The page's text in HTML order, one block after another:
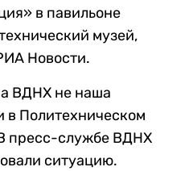
в павильоне
музей,
Новости.
ВДНХ не наша
в Политехническом
пресс-службе ВДНХ
ситуацию.